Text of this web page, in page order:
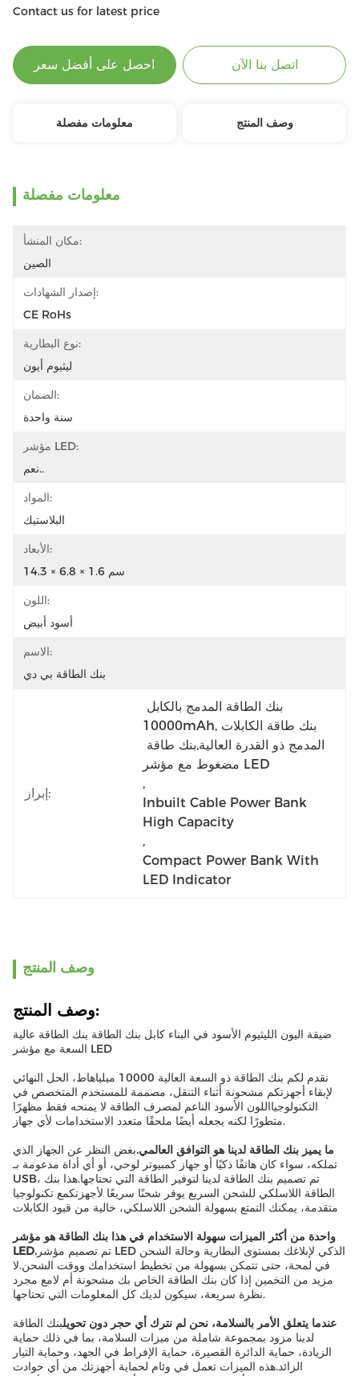
Contact us for latest price
احصل على أفضل سعر اتصل بنا الآن
معلومات مفصلة وصف المنتج
معلومات مفصلة
مكان المنشأ:
الصين
إصدار الشهادات:
CE RoHs
نوع البطارية:
ليثيوم أيون
الضمان:
سنة واحدة
مؤشر LED:
نعم..
المواد:
البلاستيك
الأبعاد:
14.3 × 6.8 × 1.6 سم
اللون:
أسود أبيض
الاسم:
بنك الطاقة بي دي
إبراز:
10000mAh,بنك طاقة الكابلات
مضغوط مع مؤشر LED
,
Inbuilt Cable Power Bank
High Capacity
,
Compact Power Bank With
LED Indicator
وصف المنتج
وصف المنتج:
ضيقة اليون الليثيوم الأسود في البناء كابل بنك الطاقة بنك الطاقة عالية
السعة مع مؤشر LED
نقدم لكم بنك الطاقة ذو السعة العالية 10000 ميلياهاط، الحل النهائي
لإبقاء أجهزتكم مشحونة أثناء التنقل، مصممة للمستخدم المتخصص في
التكنولوجيااللون الأسود الناعم لمصرف الطاقة لا يمنحه فقط مظهرًا
متطورًا لكنه يجعله أيضًا ملحقًا متعدد الاستخدامات لأي جهاز.
ما يميز بنك الطاقة لدينا هو التوافق العالمي.بغض النظر عن الجهاز الذي
تملكه، سواء كان هاتفًا ذكيًا أو جهاز كمبيوتر لوحي، أو أي أداة مدعومة بـ
USB، تم تصميم بنك الطاقة لدينا لتوفير الطاقة التي تحتاجها.هذا بنك
الطاقة اللاسلكي للشحن السريع يوفر شحنًا سريعًا لأجهزتكمع تكنولوجيا
متقدمة، يمكنك التمتع بسهولة الشحن اللاسلكي، خالية من قيود الكابلات
واحدة من أكثر الميزات سهولة الاستخدام في هذا بنك الطاقة هو مؤشر
LED. تم تصميم مؤشر LED الذكي لإبلاغك بمستوى البطارية وحالة الشحن
في لمحة، حتى تتمكن بسهولة من تخطيط استخدامك ووقت الشحن.لا
مزيد من التخمين إذا كان بنك الطاقة الخاص بك مشحونة أم لامع مجرد
نظرة سريعة، سيكون لديك كل المعلومات التي تحتاجها.
عندما يتعلق الأمر بالسلامة، نحن لم نترك أي حجر دون تحويلبنك الطاقة
لدينا مزود بمجموعة شاملة من ميزات السلامة، بما في ذلك حماية
الزيادة، حماية الدائرة القصيرة، حماية الإفراط في الجهد، وحماية التيار
الزائد.هذه الميزات تعمل في وئام لحماية أجهزتك من أي حوادث